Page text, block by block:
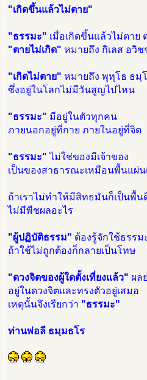
"เกิดขึ้นแล้วไม่ตาย"
"ธรรมะ" เมื่อเกิดขึ้นแล้วไม่ตาย
"ตายไม่เกิด" หมายถึง กิเลส อวิ
"เกิดไม่ตาย" หมายถึง พุทุโธ ธมฺ
ซึ่งอยู่ในโลกไม่มีวันสูญไปไหน
"ธรรมะ" มีอยู่ในตัวทุกคน
ภายนอกอยู่ที่กาย ภายในอยู่ที่จิต
"ธรรมะ" ไม่ใช่ของมีเจ้าของ
เป็นของสาธารณะเหมือนพื้นแผ่
ถ้าเราไม่ทำให้มีสิทธมันก็เป็นพื้น
ไม่มีพืชผลอะไร
"ผู้ปฏิบัติธรรม" ต้องรู้จักใช้ธรรม
ถ้าใช้ไม่ถูกต้องก็กลายเป็นโทษ
"ดวงจิตของผู้ใดตั้งเที่ยงแล้ว" ผล
อยู่ในดวงจิตและทรงตัวอยู่เสมอ
เหตุนั้นจึงเรียกว่า "ธรรมะ"
ท่านพ่อลี ธมฺมธโร